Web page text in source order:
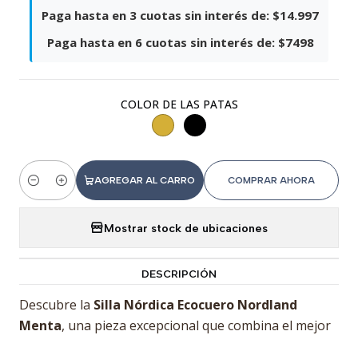
Paga hasta en 3 cuotas sin interés de: $14.997
Paga hasta en 6 cuotas sin interés de: $7498
COLOR DE LAS PATAS
Cantidad
AGREGAR AL CARRO COMPRAR AHORA
Mostrar stock de ubicaciones
DESCRIPCIÓN
Descubre la Silla Nórdica Ecocuero Nordland
Menta, una pieza excepcional que combina el mejor